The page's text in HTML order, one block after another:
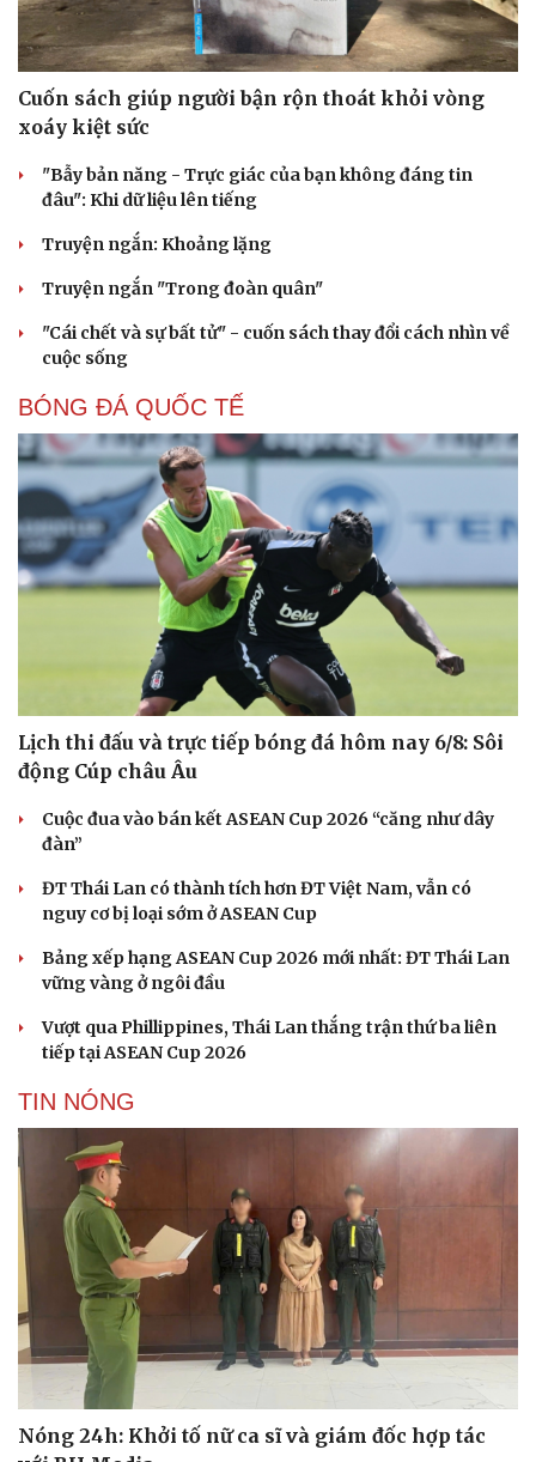
Dinh dưỡng - món ngon
Sản phụ khoa
Nhi khoa
Làm đẹp - giảm cân
Phòng mạch online
Tình yêu - Gia đình
Cuốn sách giúp người bận rộn thoát khỏi vòng
xoáy kiệt sức
"Bẫy bản năng - Trực giác của bạn không đáng tin
đâu": Khi dữ liệu lên tiếng
Truyện ngắn: Khoảng lặng
Truyện ngắn "Trong đoàn quân"
"Cái chết và sự bất tử" - cuốn sách thay đổi cách nhìn về
cuộc sống
BÓNG ĐÁ QUỐC TẾ
Lịch thi đấu và trực tiếp bóng đá hôm nay 6/8: Sôi
động Cúp châu Âu
Cuộc đua vào bán kết ASEAN Cup 2026 “căng như dây
đàn”
ĐT Thái Lan có thành tích hơn ĐT Việt Nam, vẫn có
nguy cơ bị loại sớm ở ASEAN Cup
Bảng xếp hạng ASEAN Cup 2026 mới nhất: ĐT Thái Lan
vững vàng ở ngôi đầu
Vượt qua Phillippines, Thái Lan thắng trận thứ ba liên
tiếp tại ASEAN Cup 2026
TIN NÓNG
Nóng 24h: Khởi tố nữ ca sĩ và giám đốc hợp tác